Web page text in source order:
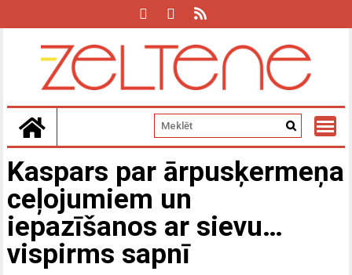
Kaspars par ārpusķermeņa
ceļojumiem un
iepazīšanos ar sievu…
vispirms sapnī